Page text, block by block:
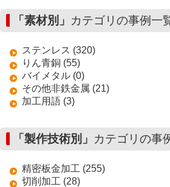
「素材別」 カテゴリの事例一
ステンレス (320)
りん青銅 (55)
バイメタル (0)
その他非鉄金属 (21)
加工用語 (3)
「製作技術別」 カテゴリの事
精密板金加工 (255)
切削加工 (28)